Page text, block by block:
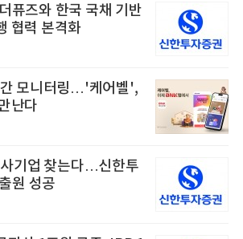
퓨즈와 한국 국채 기반
협력 본격화
모니터링…'케어벨',
난다
기업 찾는다…신한투
원 성공